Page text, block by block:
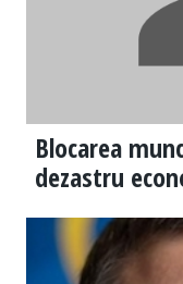
Blocarea
dezastru